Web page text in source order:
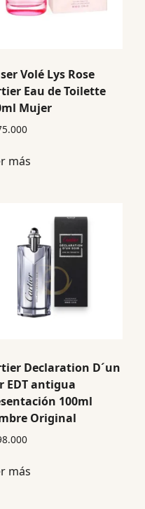
Volé Lys Rose
Eau de Toilette
Mujer
más
Declaration D´un
EDT antigua
100ml
Original
más